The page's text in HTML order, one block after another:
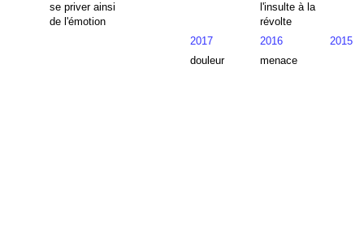
se priver ainsi
de l'émotion
l'insulte à la
révolte
2017 2016
2015
douleur
menace